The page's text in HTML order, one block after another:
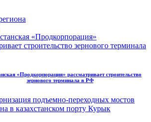
«Продкорпорация» рассматривает строительство
зернового терминала в РФ